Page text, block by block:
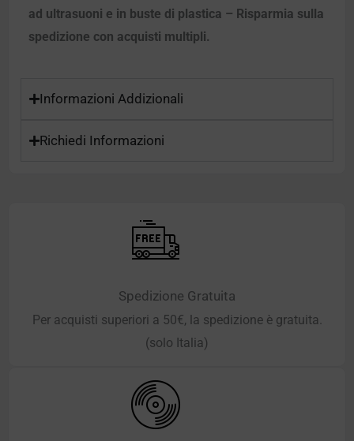
ad ultrasuoni e in buste di plastica – Risparmia sulla
spedizione con acquisti multipli.
Informazioni Addizionali
Richiedi Informazioni
Spedizione Gratuita
Per acquisti superiori a 50€, la spedizione è gratuita.
(solo Italia)